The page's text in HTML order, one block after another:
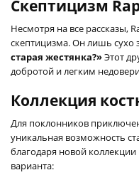
Скептицизм
Несмотря на все рассказы,
скептицизма. Он лишь сухо
старая жестянка?»Этот
добротой и легким
Коллекция
Для поклонников
уникальная возможность
благодаря новой
варианта: